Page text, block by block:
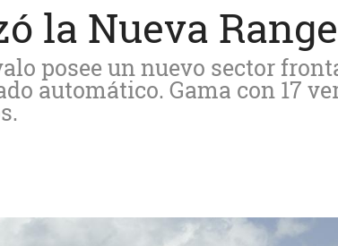
la Nueva
posee un nuevo sector
automático. Gama con 17